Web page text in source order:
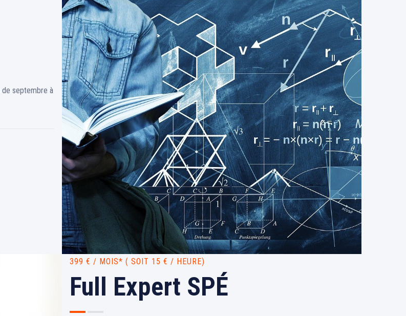
de septembre à
399 € / MOIS* ( SOIT 15 € / HEURE)
Full Expert SPÉ